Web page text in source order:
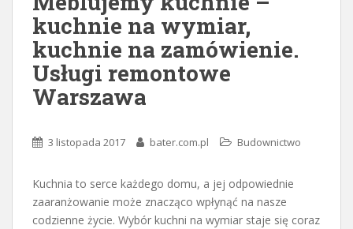
kuchnie na wymiar,
kuchnie na zamówienie.
Usługi remontowe
Warszawa
3 listopada 2017 bater.com.pl Budownictwo
Kuchnia to serce każdego domu, a jej odpowiednie
zaaranżowanie może znacząco wpłynąć na nasze
codzienne życie. Wybór kuchni na wymiar staje się coraz